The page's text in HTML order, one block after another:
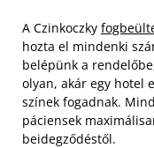
A Czinkoczky
hozta el mindenki
belépünk a
olyan, akár egy hotel
színek fogadnak.
páciensek
beidegződéstől.